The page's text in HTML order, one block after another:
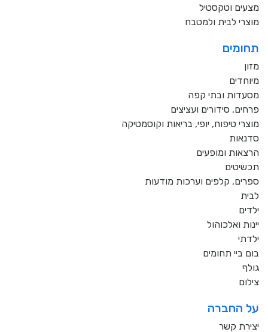
מצעים וטקסטיל
מוצרי לבית ולמטבח
תחומים
מזון
מיוחדים
מסעדות ובתי קפה
פרחים, סידורים ועציצים
מוצרי טיפוח, יופי, בריאות וקוסמטיקה
סדנאות
הרצאות ומופעים
תכשיטים
ספרים, קלפים וערכות מודעות
לבית
ילדים
יינות ואלכוהול
ילדתי
בום ביי תחומים
גולף
צילום
על החברה
יצירת קשר